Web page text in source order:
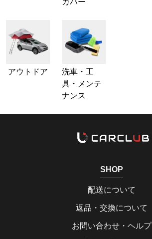
カバー
アウトドア
洗車・工
具・メンテ
ナンス
SHOP
配送について
返品・交換について
お問い合わせ・ヘルプ